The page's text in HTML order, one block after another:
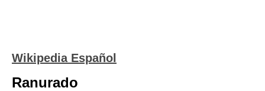
Wikipedia Español
Ranurado